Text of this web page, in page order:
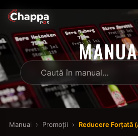
Manual › Promoții › Reducere Forțată